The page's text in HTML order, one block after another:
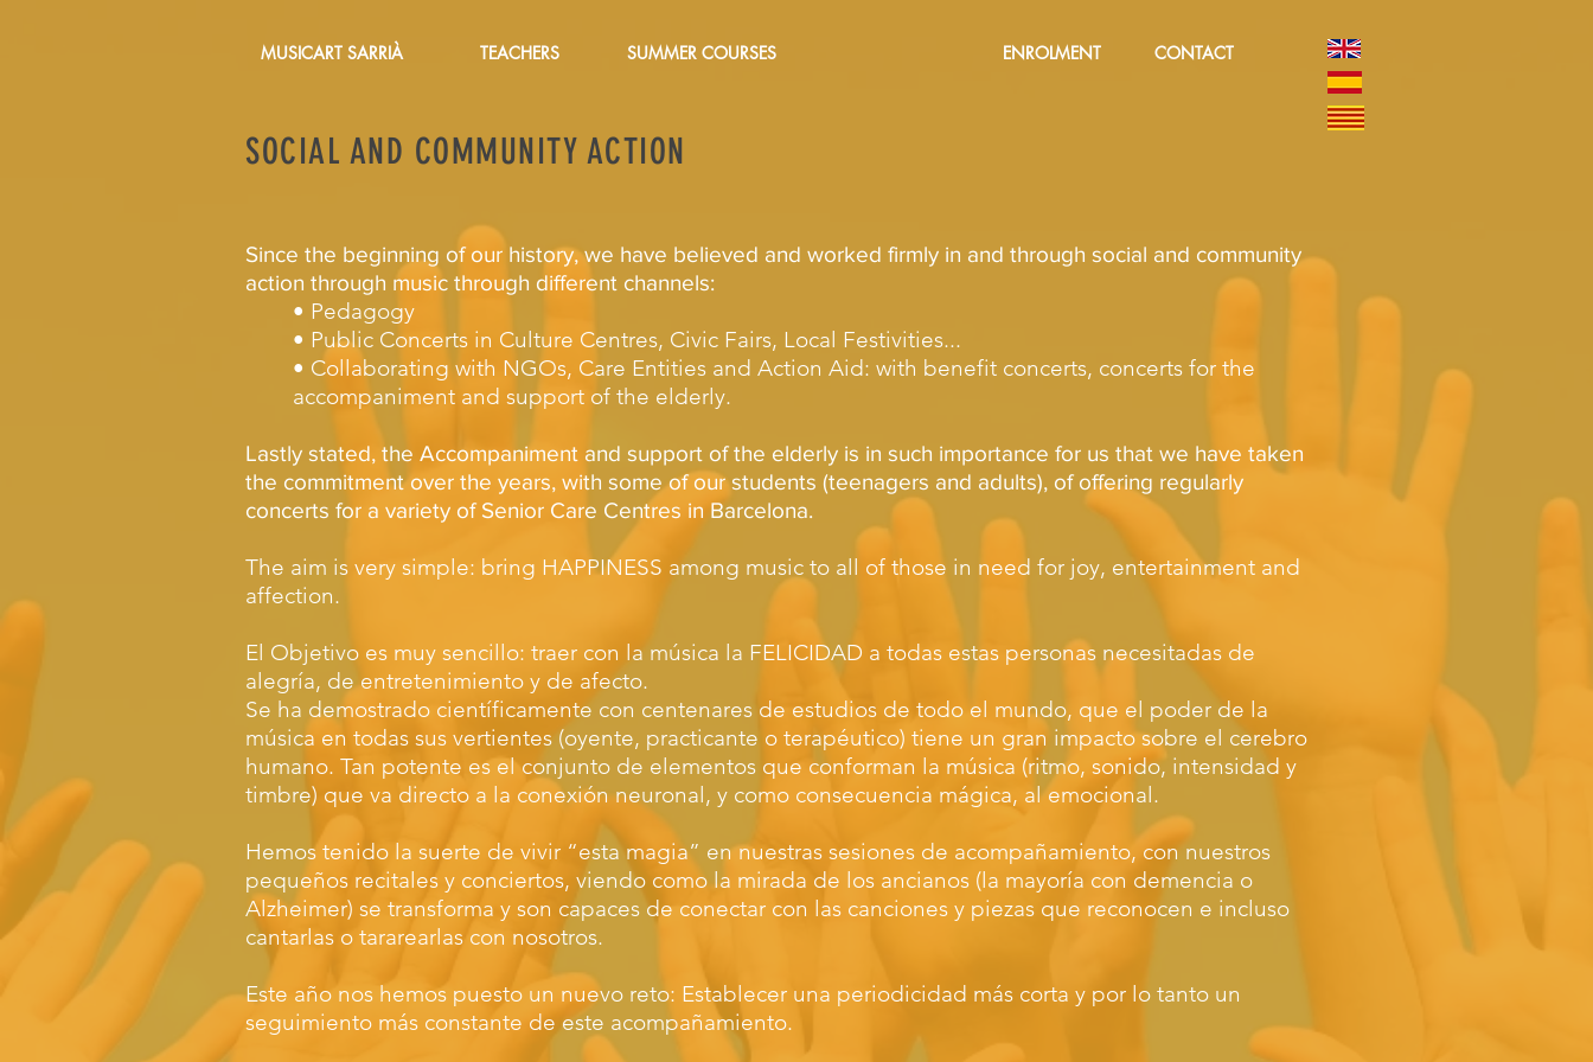
MUSICART SARRIÀ TEACHERS SUMMER COURSES CONTACT
ENROLMENT
SOCIAL AND COMMUNITY ACTION
Since the beginning of our history, we have believed and worked firmly in and through social and community
action through music through different channels:
• Pedagogy
• Public Concerts in Culture Centres, Civic Fairs, Local Festivities...
• Collaborating with NGOs, Care Entities and Action Aid: with benefit concerts, concerts for the
accompaniment and support of the elderly.
Lastly stated, the Accompaniment and support of the elderly is in such importance for us that we have taken
the commitment over the years, with some of our students (teenagers and adults), of offering regularly
concerts for a variety of Senior Care Centres in Barcelona.
The aim is very simple: bring HAPPINESS among music to all of those in need for joy, entertainment and
affection.
El Objetivo es muy sencillo: traer con la música la FELICIDAD a todas estas personas necesitadas de
alegría, de entretenimiento y de afecto.
Se ha demostrado científicamente con centenares de estudios de todo el mundo, que el poder de la
música en todas sus vertientes (oyente, practicante o terapéutico) tiene un gran impacto sobre el cerebro
humano. Tan potente es el conjunto de elementos que conforman la música (ritmo, sonido, intensidad y
timbre) que va directo a la conexión neuronal, y como consecuencia mágica, al emocional.
Hemos tenido la suerte de vivir “esta magia” en nuestras sesiones de acompañamiento, con nuestros
pequeños recitales y conciertos, viendo como la mirada de los ancianos (la mayoría con demencia o
Alzheimer) se transforma y son capaces de conectar con las canciones y piezas que reconocen e incluso
cantarlas o tararearlas con nosotros.
Este año nos hemos puesto un nuevo reto: Establecer una periodicidad más corta y por lo tanto un
seguimiento más constante de este acompañamiento.